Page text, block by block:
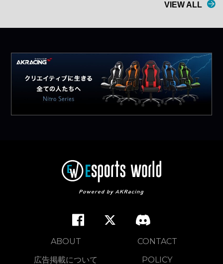
VIEW ALL
ABOUT
CONTACT
広告掲載について
POLICY